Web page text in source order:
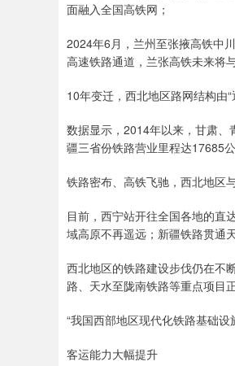
面融入全国高铁网；
2024年6月，兰州至张掖高铁中
高速铁路通道，兰张高铁未来将
10年变迁，西北地区路网结构由“
数据显示，2014年以来，甘肃
疆三省份铁路营业里程达17685
铁路密布、高铁飞驰，西北地区
目前，西宁站开往全国各地的直
域高原不再遥远；新疆铁路贯通
西北地区的铁路建设步伐仍在不
路、天水至陇南铁路等重点项目
“我国西部地区现代化铁路基础
客运能力大幅提升